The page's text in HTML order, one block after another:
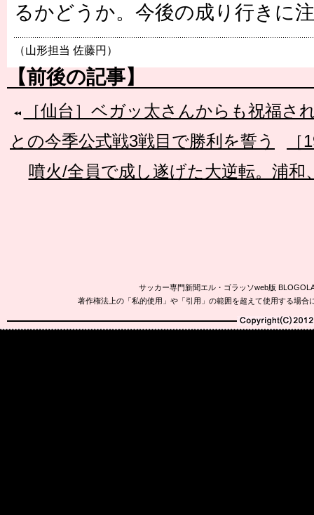
るかどうか。今後の成り行きに
（山形担当 佐藤円）
【前後の記事】
［仙台］ベガッ太さんからも祝福さ
との今季公式戦3戦目で勝利を誓う
噴火/全員で成し遂げた大逆転。浦和
サッカー専門新聞エル・ゴラッソweb版
著作権法上の「私的使用」や「引用」の範囲を超えて使用する場
Copyright(C)2010-